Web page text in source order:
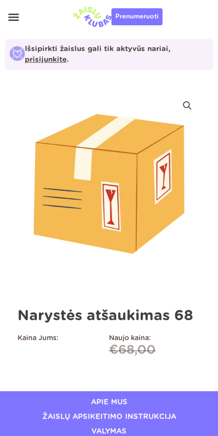
prie
Prenumeruoti
Išsipirkti žaislus gali tik aktyvūs nariai,
prisijunkite.
Narystės atšaukimas 68
Kaina Jums: Naujo kaina:
€68,00
APIE MUS
ŽAISLŲ APSIKEITIMO INSTRUKCIJA
VALYMAS